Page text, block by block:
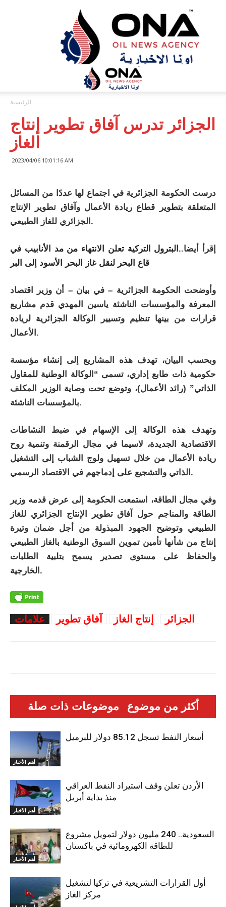
ONA™
NEWS
/
أونا
الاخبارية
الرئيسية
الجزائر تدرس آفاق تطوير إنتاج
الغاز
2023/04/06 10:01:16 AM
درست الحكومة الجزائرية في اجتماع لها عددًا من المسائل
المتعلقة بتطوير قطاع ريادة الأعمال وآفاق تطوير الإنتاج
الجزائري للغاز الطبيعي.
إقرأ أيضا.. البترول التركية تعلن الانتهاء من مد الأنابيب في
قاع البحر لنقل غاز البحر الأسود إلى البر
وأوضحت الحكومة الجزائرية – في بيان – أن وزير اقتصاد
المعرفة والمؤسسات الناشئة ياسين المهدي قدم مشاريع
قرارات من بينها تنظيم وتسيير الوكالة الجزائرية لريادة
الأعمال.
وبحسب البيان، تهدف هذه المشاريع إلى إنشاء مؤسسة
حكومية ذات طابع إداري، تسمى “الوكالة الوطنية للمقاول
الذاتي” (رائد الأعمال)، وتوضع تحت وصاية الوزير المكلف
بالمؤسسات الناشئة.
وتهدف هذه الوكالة إلى الإسهام في ضبط النشاطات
الاقتصادية الجديدة، لاسيما في مجال الرقمنة وتنمية روح
ريادة الأعمال من خلال تسهيل ولوج الشباب إلى التشغيل
الذاتي والتشجيع على إدماجهم في الاقتصاد الرسمي.
وفي مجال الطاقة، استمعت الحكومة إلى عرض قدمه وزير
الطاقة والمناجم حول آفاق تطوير الإنتاج الجزائري للغاز
الطبيعي وتوضيح الجهود المبذولة من أجل ضمان وتيرة
إنتاج من شأنها تأمين تموين السوق الوطنية بالغاز الطبيعي
والحفاظ على مستوى تصدير يسمح بتلبية الطلبات
الخارجية.
علامات آفاق تطوير إنتاج الغاز الجزائر
موضوعات ذات صلة أكثر من موضوع
أهم الأخبار
أسعار النفط تسجل 85.12 دولار للبرميل
أهم الأخبار
الأردن تعلن وقف استيراد النفط العراقي
منذ بداية أبريل
أهم الأخبار
السعودية.. 240 مليون دولار لتمويل مشروع
للطاقة الكهرومائية في باكستان
أول القرارات التشريعية في تركيا لتشغيل
مركز الغاز